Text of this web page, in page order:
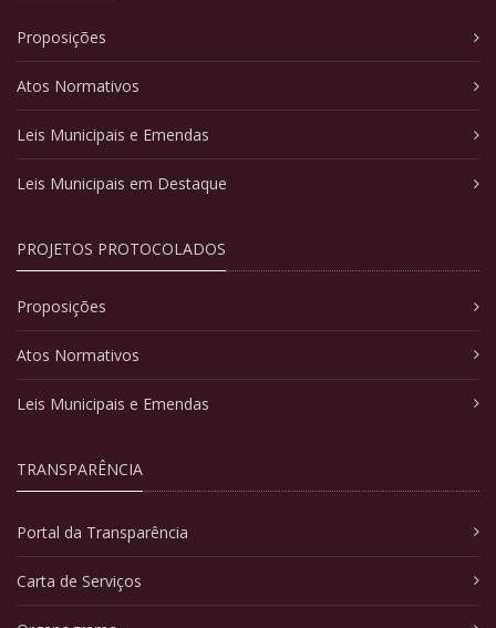
Proposições
Atos Normativos
Leis Municipais e Emendas
Leis Municipais em Destaque
PROJETOS PROTOCOLADOS
Proposições
Atos Normativos
Leis Municipais e Emendas
TRANSPARÊNCIA
Portal da Transparência
Carta de Serviços